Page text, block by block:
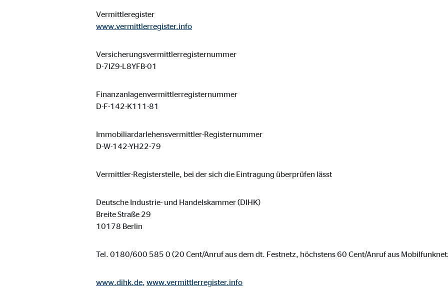
Vermittleregister
www.vermittlerregister.info
Versicherungsvermittlerregisternummer
D-7IZ9-L8YFB-01
Finanzanlagenvermittlerregisternummer
D-F-142-K111-81
Immobiliardarlehensvermittler-Registernummer
D-W-142-YH22-79
Vermittler-Registerstelle, bei der sich die Eintragung überprüfen lässt
Deutsche Industrie- und Handelskammer (DIHK)
Breite Straße 29
10178 Berlin
Tel. 0180/600 585 0 (20 Cent/Anruf aus dem dt. Festnetz, höchstens 60 Cent/Anruf aus
www.dihk.de, www.vermittlerregister.info